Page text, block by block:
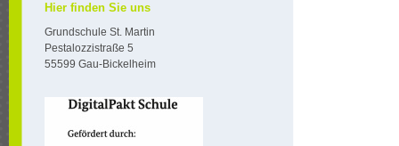
Hier finden Sie uns
Grundschule St. Martin
Pestalozzistraße 5
55599 Gau-Bickelheim